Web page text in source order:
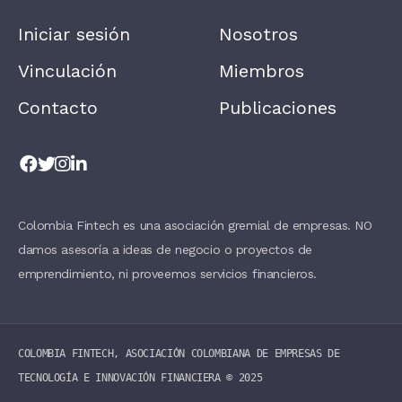
V
H
S
L
A
K
Iniciar sesión
Vinculación
Contacto
Nosotros
Miembros
Publicaciones
Colombia Fintech es una asociación gremial de empresas. NO
damos asesoría a ideas de negocio o proyectos de
emprendimiento, ni proveemos servicios financieros.
COLOMBIA FINTECH, ASOCIACIÓN COLOMBIANA DE EMPRESAS DE
TECNOLOGÍA E INNOVACIÓN FINANCIERA ©️ 2025